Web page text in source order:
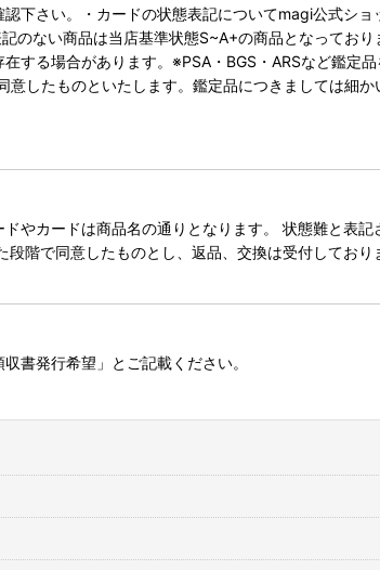
下さい。・カードの状態表記についてmagi公式シ
のない商品は当店基準状態S~A+の商品となってお
する場合があります。※PSA・BGS・ARSなど鑑定
したものといたします。鑑定品につきましては細
やカードは商品名の通りとなります。 状態難と表
階で同意したものとし、返品、交換は受付しており
書発行希望」とご記載ください。